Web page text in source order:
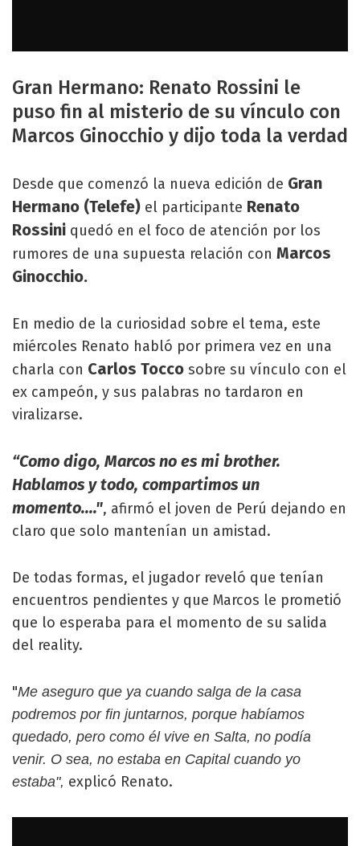
Gran Hermano: Renato Rossini le
puso fin al misterio de su vínculo con
Marcos Ginocchio y dijo toda la verdad
Desde que comenzó la nueva edición de Gran
Hermano (Telefe) el participante Renato
Rossini quedó en el foco de atención por los
rumores de una supuesta relación con Marcos
Ginocchio.
En medio de la curiosidad sobre el tema, este
miércoles Renato habló por primera vez en una
charla con Carlos Tocco sobre su vínculo con el
ex campeón, y sus palabras no tardaron en
viralizarse.
“Como digo, Marcos no es mi brother.
Hablamos y todo, compartimos un
momento....", afirmó el joven de Perú dejando en
claro que solo mantenían un amistad.
De todas formas, el jugador reveló que tenían
encuentros pendientes y que Marcos le prometió
que lo esperaba para el momento de su salida
del reality.
"Me aseguro que ya cuando salga de la casa
podremos por fin juntarnos, porque habíamos
quedado, pero como él vive en Salta, no podía
venir. O sea, no estaba en Capital cuando yo
estaba", explicó Renato.